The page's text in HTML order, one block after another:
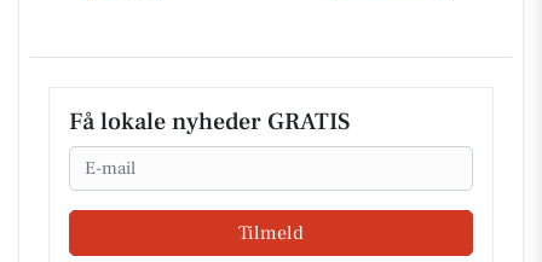
Få lokale nyheder GRATIS
Email
Tilmeld